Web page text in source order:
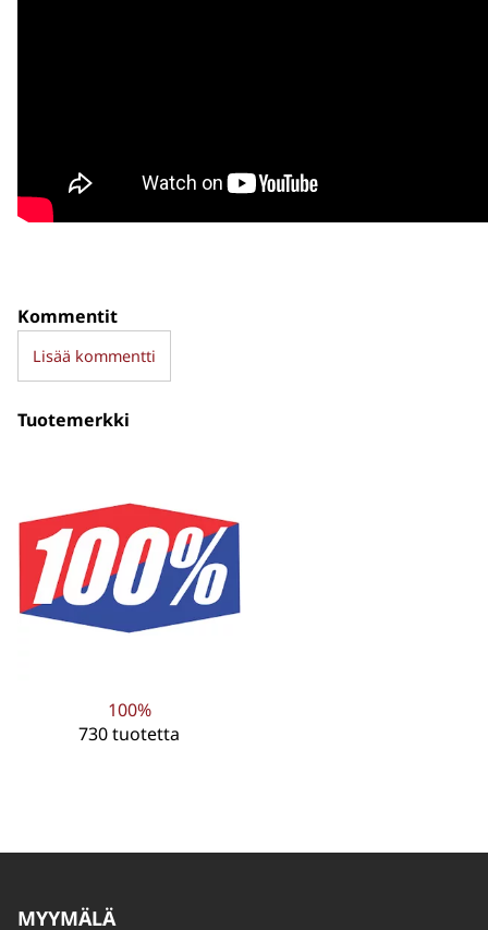
Kommentit
Lisää kommentti
Tuotemerkki
100%
730 tuotetta
MYYMÄLÄ